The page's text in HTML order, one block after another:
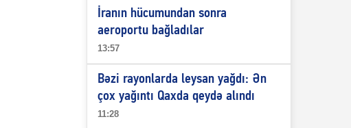
İranın hücumundan sonra
aeroportu bağladılar
13:57
Bəzi rayonlarda leysan yağdı: Ən
çox yağıntı Qaxda qeydə alındı
11:28